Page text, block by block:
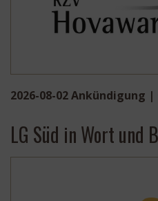
2026-08-02 Ankündigung |
LG Süd in Wort und